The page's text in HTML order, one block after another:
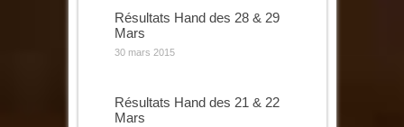
Résultats Hand des 28 & 29
Mars
30 mars 2015
Résultats Hand des 21 & 22
Mars